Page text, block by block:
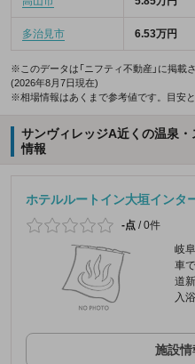
多治見市 6.53万円
※このデータは「ニフティ不動産」に掲載
(2026年8月7日現在)
※相場情報はあくまで参考値です。目安と
サンヴィレッジA近くの温泉
情報
ホテルルートイン大垣インタ
-点 /0件
岐
車
道
入
施設情